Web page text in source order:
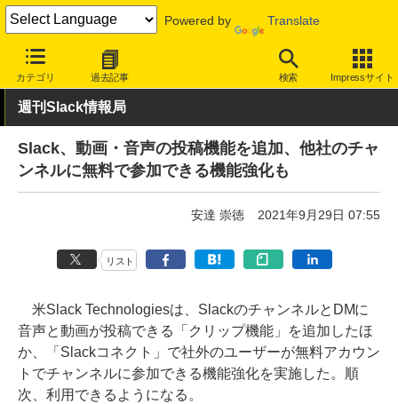
Powered by Translate
カテゴリ 過去記事 検索 Impressサイト
INTERNET Watch サービス/ソフト ソフトウェア ビジネスソ
週刊Slack情報局
Slack、動画・音声の投稿機能を追加、他社のチャ
ンネルに無料で参加できる機能強化も
安達 崇徳 2021年9月29日 07:55
リスト
米Slack Technologiesは、SlackのチャンネルとDMに
音声と動画が投稿できる「クリップ機能」を追加したほ
か、「Slackコネクト」で社外のユーザーが無料アカウン
トでチャンネルに参加できる機能強化を実施した。順
次、利用できるようになる。